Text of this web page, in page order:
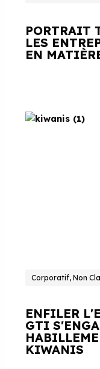
PORTRAIT
LES
EN
Corporatif, Non
ENFILER
GTI
KIWANIS